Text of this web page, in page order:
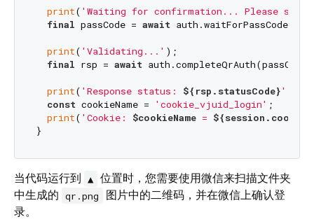
print( 'Waiting for confirmation... Please scan
final passCode = await auth.waitForPassCode();
print( 'Validating...' );
final rsp = await
print( 'Response status: ${rsp.statusCode}'
const cookieName = 'cookie_vjuid_login' ;
print( 'Cookie: $cookieName =
当代码运行到 ▲ 位置时，您需要使用微信来扫描文件夹
中生成的 qr.png
图片中的二维码，并在微信上确认登
录。